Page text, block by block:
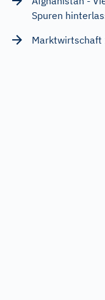
Spuren
Marktwirtschaft